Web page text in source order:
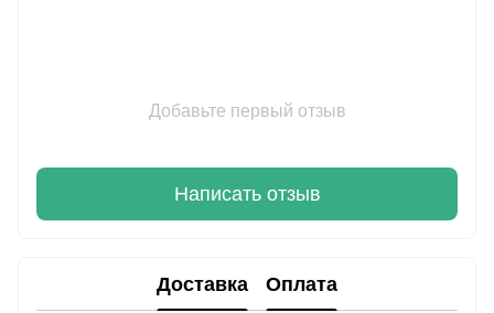
Добавьте первый отзыв
Написать отзыв
Доставка Оплата